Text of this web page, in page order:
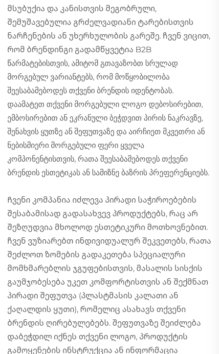
მსუბუქია და კანისთვის მეგობრული,
შემუშავებულია გრძელვადიანი ტარებისთვის
ნარჩენების ან უხერხულობის გარეშე. ჩვენ ვიცით,
რომ ბრენდინგი გადამწყვეტია B2B
წარმატებისთვის, ამიტომ გთავაზობთ სრულად
მორგებულ ვარიანტებს, რომ მოწყობილობა
შეესაბამებოდეს თქვენი ბრენდის იდენტობას.
დაამატეთ თქვენი მორგებული ლოგო დებოსირებით,
ემბოსირებით ან ეკრანული ბეჭდვით პირის ნაკრავზე,
შენახვის ყუთზე ან შეფუთვაზე და აირჩიეთ მკვეთრი ან
ნებისმიერი მორგებული ფერი ყველა
კომპონენტისთვის, რათა შეესაბამებოდეს თქვენი
ბრენდის ესთეტიკას ან სამიზნე ბაზრის პრეფერენციებს.
Ჩვენი კომპანია იძლევა პირადი საჭიროებების
შესაბამისად გადასახვევ პროდუქტებს, რაც არ
შეზღუდვია მხოლოდ ესთეტიკური მოთხოვნებით.
ჩვენ ვუზიარებთ ინდივიდუალურ შეკვეთებს, რათა
შეძლოთ ზომების გადაკეთება სპეციალური
მომხმარებლის ჯგუფებისთვის, მასალის სისქის
გაუმჯობესება უკეთ კომფორტისთვის ან შექმნათ
პირადი შეფუთვა (პლასტმასის კალათი ან
ქაღალდის ყუთი), რომელიც ასახავს თქვენი
ბრენდის ღირებულებებს. შეფუთვაზე შეიძლება
დაბეჭდილ იქნეს თქვენი ლოგო, პროდუქტის
გამოყენების ინსტრუქცია ან ინფორმაცია